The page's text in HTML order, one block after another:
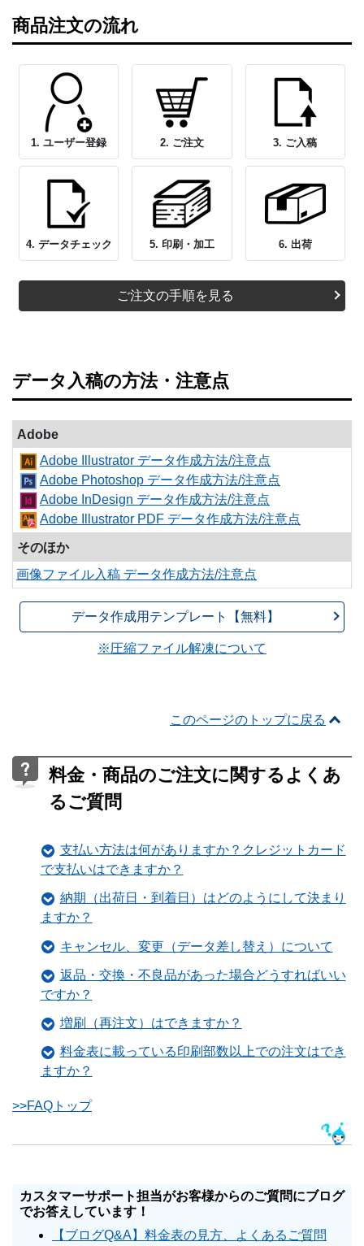
商品注文の流れ
1. ユーザー登録 2. ご注文 3. ご入稿
4. データチェック 5. 印刷・加工 6. 出荷
ご注文の手順を見る
データ入稿の方法・注意点
Adobe
Adobe Illustrator データ作成方法/注意点
Adobe Photoshop データ作成方法/注意点
Adobe InDesign データ作成方法/注意点
Adobe Illustrator PDF データ作成方法/注意点
そのほか
画像ファイル入稿 データ作成方法/注意点
データ作成用テンプレート【無料】
※圧縮ファイル解凍について
このページのトップに戻る
料金・商品のご注文に関するよくあ
るご質問
支払い方法は何がありますか？クレジットカード
で支払いはできますか？
納期（出荷日・到着日）はどのようにして決まり
ますか？
キャンセル、変更（データ差し替え）について
返品・交換・不良品があった場合どうすればいい
ですか？
増刷（再注文）はできますか？
料金表に載っている印刷部数以上での注文はでき
ますか？
>>FAQトップ
カスタマーサポート担当がお客様からのご質問にブログ
でお答えしています！
【ブログQ&A】料金表の見方、よくあるご質問